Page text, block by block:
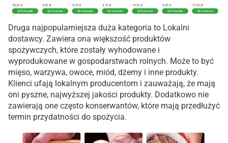
Druga najpopularniejsza duża kategoria to Lokalni
dostawcy. Zawiera ona większość produktów
spożywczych, które zostały wyhodowane i
wyprodukowane w gospodarstwach rolnych. Może to być
mięso, warzywa, owoce, miód, dżemy i inne produkty.
Klienci ufają lokalnym producentom i zauważają, że mają
oni pyszne, najwyższej jakości produkty. Dodatkowo nie
zawierają one często konserwantów, które mają przedłużyć
termin przydatności do spożycia.